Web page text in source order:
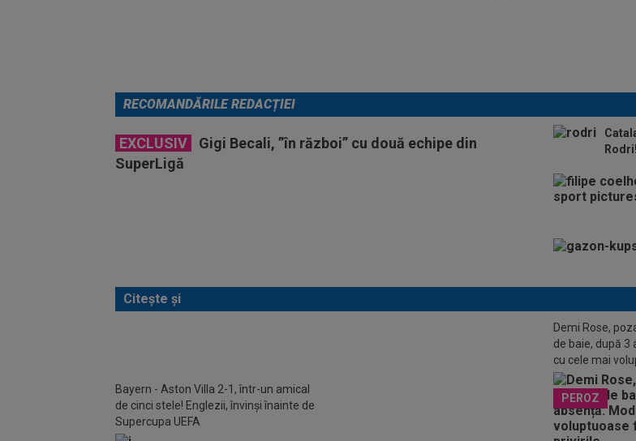
RECOMANDĂRILE REDACȚIEI
EXCLUSIV
Gigi Becali, ”în război” cu două echipe din
SuperLigă
Rodri!
Citește și
Bayern - Aston Villa 2-1, într-un amical
de cinci stele! Englezii, învinși înainte de
Supercupa UEFA
Demi Rose,
de baie, după 3
cu cele mai
toate privirile
PEROZ